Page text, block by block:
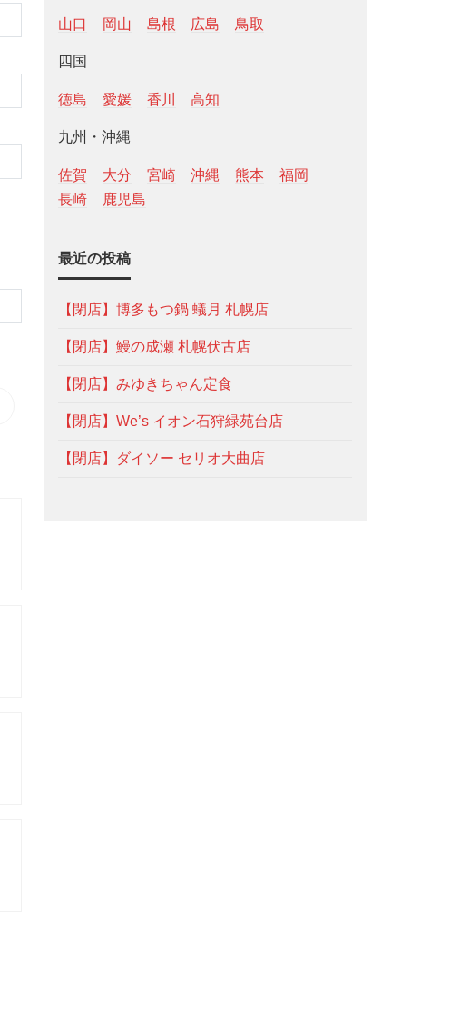
山口 岡山 島根 広島 鳥取
四国
徳島 愛媛 香川 高知
九州・沖縄
佐賀 大分 宮崎 沖縄 熊本
福岡
長崎
鹿児島
最近の投稿
【閉店】博多もつ鍋 蟻月 札幌店
【閉店】鰻の成瀬 札幌伏古店
【閉店】みゆきちゃん定食
【閉店】We’s イオン石狩緑苑台店
【閉店】ダイソー セリオ大曲店